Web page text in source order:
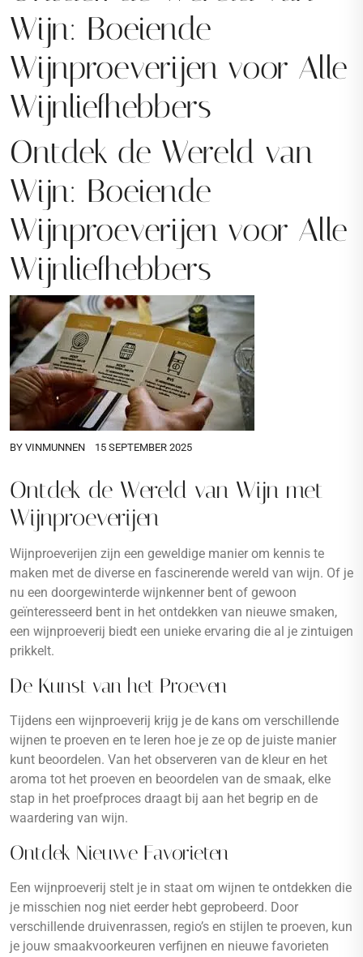
Wijn: Boeiende
Wijnproeverijen voor Alle
Wijnliefhebbers
Ontdek de Wereld van
Wijn: Boeiende
Wijnproeverijen voor Alle
Wijnliefhebbers
BY VINMUNNEN 15 SEPTEMBER 2025
Ontdek de Wereld van Wijn met
Wijnproeverijen
Wijnproeverijen zijn een geweldige manier om kennis te
maken met de diverse en fascinerende wereld van wijn. Of je
nu een doorgewinterde wijnkenner bent of gewoon
geïnteresseerd bent in het ontdekken van nieuwe smaken,
een wijnproeverij biedt een unieke ervaring die al je zintuigen
prikkelt.
De Kunst van het Proeven
Tijdens een wijnproeverij krijg je de kans om verschillende
wijnen te proeven en te leren hoe je ze op de juiste manier
kunt beoordelen. Van het observeren van de kleur en het
aroma tot het proeven en beoordelen van de smaak, elke
stap in het proefproces draagt bij aan het begrip en de
waardering van wijn.
Ontdek Nieuwe Favorieten
Een wijnproeverij stelt je in staat om wijnen te ontdekken die
je misschien nog niet eerder hebt geprobeerd. Door
verschillende druivenrassen, regio’s en stijlen te proeven, kun
je jouw smaakvoorkeuren verfijnen en nieuwe favorieten